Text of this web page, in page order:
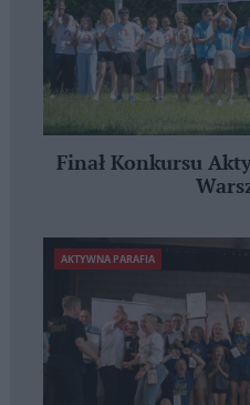
Finał Konkursu
AKTYWNA PARAFIA